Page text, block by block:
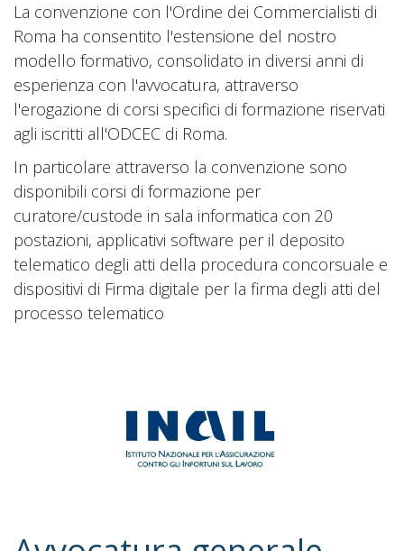
La convenzione con l'Ordine dei Commercialisti di
Roma ha consentito l'estensione del nostro
modello formativo, consolidato in diversi anni di
esperienza con l'avvocatura, attraverso
l'erogazione di corsi specifici di formazione riservati
agli iscritti all'ODCEC di Roma.
In particolare attraverso la convenzione sono
disponibili corsi di formazione per
curatore/custode in sala informatica con 20
postazioni, applicativi software per il deposito
telematico degli atti della procedura concorsuale e
dispositivi di Firma digitale per la firma degli atti del
processo telematico